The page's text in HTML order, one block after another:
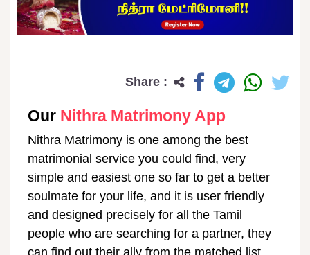
Share :
Our Nithra Matrimony App
Nithra Matrimony is one among the best
matrimonial service you could find, very
simple and easiest one so far to get a better
soulmate for your life, and it is user friendly
and designed precisely for all the Tamil
people who are searching for a partner, they